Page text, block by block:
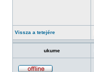
Vissza a tetejére
ukume